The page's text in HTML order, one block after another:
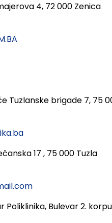
4, 72 000 Zenica
Tuzlanske brigade 7, 75
17 , 75 000 Tuzla
Poliklinika, Bulevar 2.